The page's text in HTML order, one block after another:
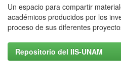
Un espacio para compartir
académicos producidos por los
proceso de sus diferentes
Repositorio del IIS-UNAM